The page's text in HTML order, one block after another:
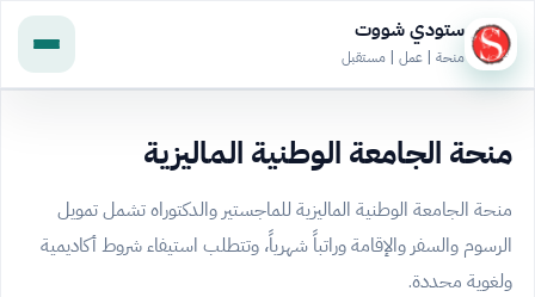
ستودي شووت
منحة | عمل | مستقبل
منحة الجامعة الوطنية الماليزية
منحة الجامعة الوطنية الماليزية للماجستير والدكتوراه تشمل تمويل
الرسوم والسفر والإقامة وراتباً شهرياً، وتتطلب استيفاء شروط أكاديمية
ولغوية محددة.